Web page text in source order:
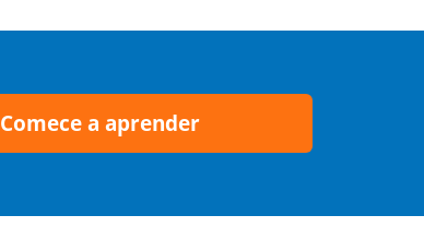
Comece a aprender